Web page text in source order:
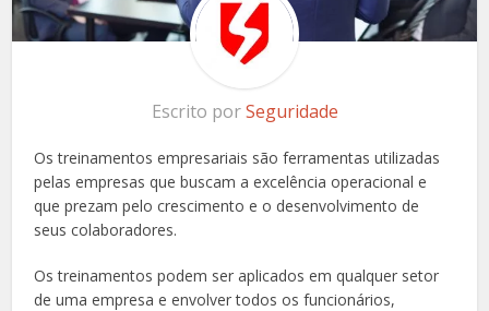
Escrito porSeguridade
Os treinamentos empresariais são ferramentas utilizadas
pelas empresas que buscam a excelência operacional e
que prezam pelo crescimento e o desenvolvimento de
seus colaboradores.
Os treinamentos podem ser aplicados em qualquer setor
de uma empresa e envolver todos os funcionários,